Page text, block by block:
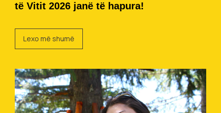
të Vitit 2026 janë të hapura!
Lexo më shumë